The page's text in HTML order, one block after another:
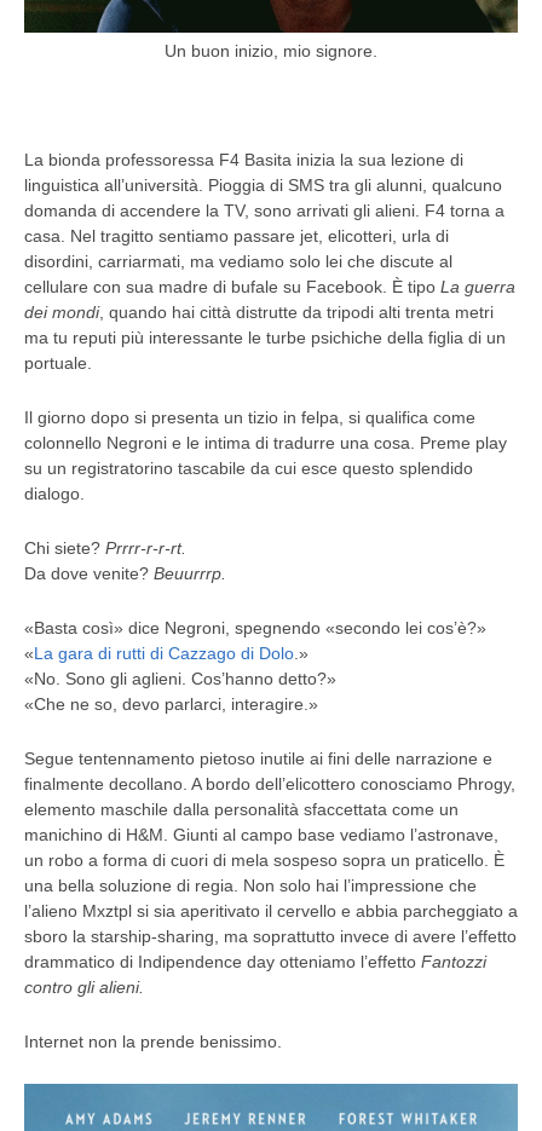
Un buon inizio, mio signore.
La bionda professoressa F4 Basita inizia la sua lezione di
linguistica all’università. Pioggia di SMS tra gli alunni, qualcuno
domanda di accendere la TV, sono arrivati gli alieni. F4 torna a
casa. Nel tragitto sentiamo passare jet, elicotteri, urla di
disordini, carriarmati, ma vediamo solo lei che discute al
cellulare con sua madre di bufale su Facebook. È tipo La guerra
dei mondi, quando hai città distrutte da tripodi alti trenta metri
ma tu reputi più interessante le turbe psichiche della figlia di un
portuale.
Il giorno dopo si presenta un tizio in felpa, si qualifica come
colonnello Negroni e le intima di tradurre una cosa. Preme play
su un registratorino tascabile da cui esce questo splendido
dialogo.
Chi siete? Prrrr-r-r-rt.
Da dove venite? Beuurrrp.
«Basta così» dice Negroni, spegnendo «secondo lei cos’è?»
«La gara di rutti di Cazzago di Dolo .»
«No. Sono gli aglieni. Cos’hanno detto?»
«Che ne so, devo parlarci, interagire.»
Segue tentennamento pietoso inutile ai fini delle narrazione e
finalmente decollano. A bordo dell’elicottero conosciamo Phrogy,
elemento maschile dalla personalità sfaccettata come un
manichino di H&M. Giunti al campo base vediamo l’astronave,
un robo a forma di cuori di mela sospeso sopra un praticello. È
una bella soluzione di regia. Non solo hai l’impressione che
l’alieno Mxztpl si sia aperitivato il cervello e abbia parcheggiato a
sboro la starship-sharing, ma soprattutto invece di avere l’effetto
drammatico di Indipendence day otteniamo l’effetto Fantozzi
contro gli alieni.
Internet non la prende benissimo.